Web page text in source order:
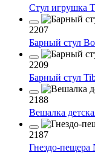
Cтул игрушка
2207
Барный стул
2209
Барный стул
2188
Вешалка
2187
Гнездо-пещера